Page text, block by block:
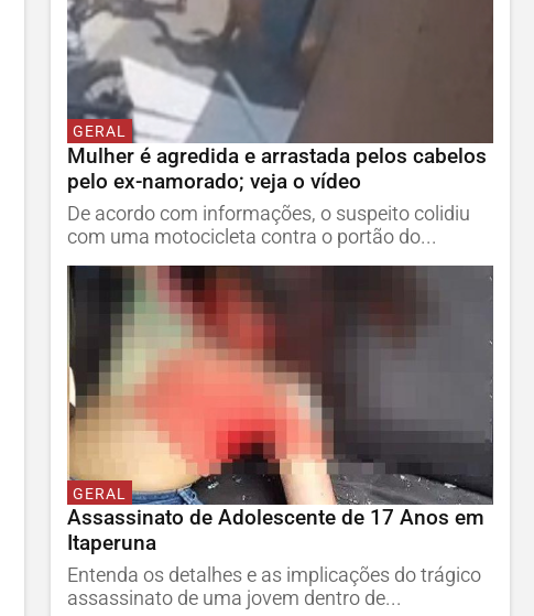
GERAL
Mulher é agredida e arrastada pelos cabelos
pelo ex-namorado; veja o vídeo
De acordo com informações, o suspeito colidiu
com uma motocicleta contra o portão do...
GERAL
Assassinato de Adolescente de 17 Anos em
Itaperuna
Entenda os detalhes e as implicações do trágico
assassinato de uma jovem dentro de...